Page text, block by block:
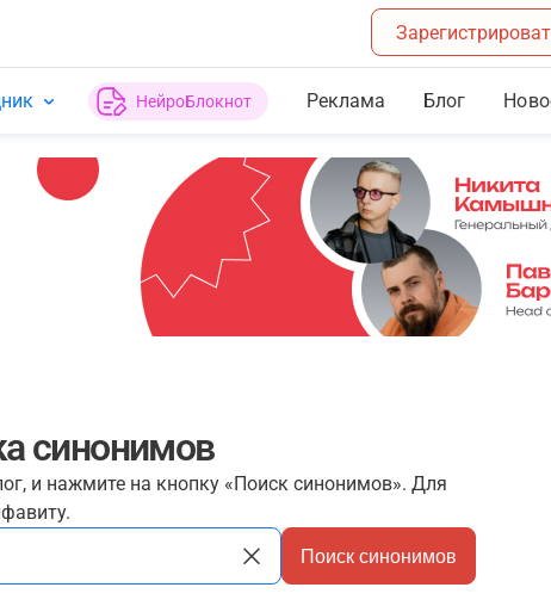
НейроБлокнот Реклама Блог
синонимов
и нажмите на кнопку «Поиск синонимов». Для
Поиск синонимов